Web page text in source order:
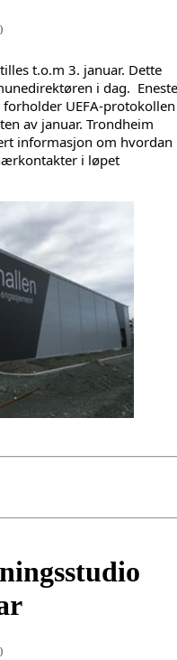
t.o.m 3. januar. Dette
i dag.  Eneste
UEFA-protokollen
av januar. Trondheim
informasjon om hvordan
i løpet